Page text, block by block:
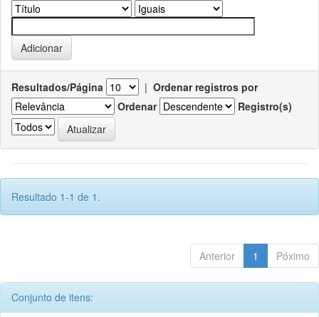
Resultados/Página | Ordenar registros por
Ordenar
Registro(s)
Resultado 1-1 de 1.
Anterior 1 Póximo
Conjunto de itens: